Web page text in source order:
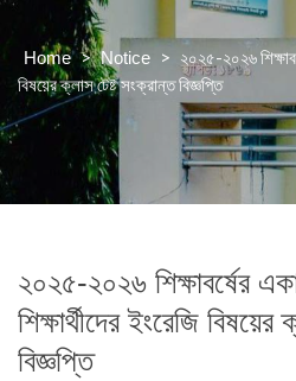
Home > Notice > ২০২৫-২০২৬
বিষয়ের ক্লাস টেষ্ট সংক্রান্ত বিজ্ঞপ্তি
২০২৫-২০২৬ শিক্ষাবর্ষের
শিক্ষার্থীদের ইংরেজি
বিজ্ঞপ্তি